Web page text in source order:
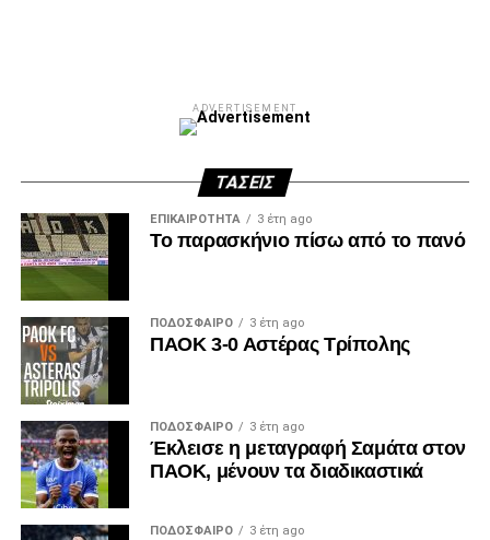
ADVERTISEMENT
ΤΆΣΕΙΣ
ΕΠΙΚΑΙΡΌΤΗΤΑ 3 έτη ago
Το παρασκήνιο πίσω από το πανό
ΠΟΔΌΣΦΑΙΡΟ 3 έτη ago
ΠΑΟΚ 3-0 Αστέρας Τρίπολης
ΠΟΔΌΣΦΑΙΡΟ 3 έτη ago
Έκλεισε η μεταγραφή Σαμάτα στον
ΠΑΟΚ, μένουν τα διαδικαστικά
ΠΟΔΌΣΦΑΙΡΟ 3 έτη ago